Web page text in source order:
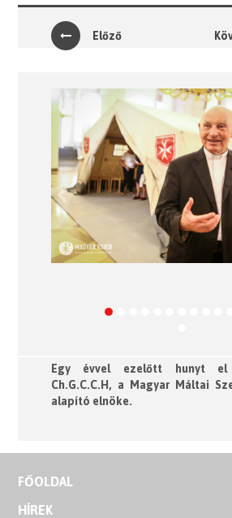
Előző
Previous
Egy évvel ezelőtt hunyt el
Ch.G.C.C.H, a Magyar Máltai
alapító elnöke.
FŐOLDAL
HÍREK